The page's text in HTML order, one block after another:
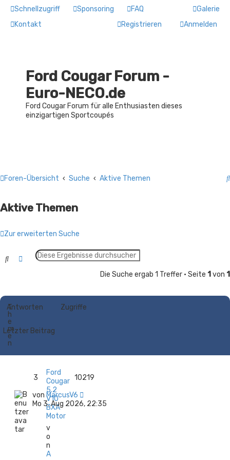
Schnellzugriff Galerie
Sponsoring
FAQ
Kontakt
Anmelden
Registrieren
Ford Cougar Forum -
Euro-NECO.de
Ford Cougar Forum für alle Enthusiasten dieses
einzigartigen Sportcoupés
Foren-Übersicht Suche Aktive Themen
Aktive Themen
Zur erweiterten Suche
SucheErweiterte Suche
Die Suche ergab 1 Treffer • Seite 1 von 1
T
h
e
m
e
n
Antworten Zugriffe
Letzter Beitrag
Ford
Cougar
5.2
V10
BXA
Motor
v
o
n
A
3
10219
von MarcusV6
Mo 3. Aug 2026, 22:35